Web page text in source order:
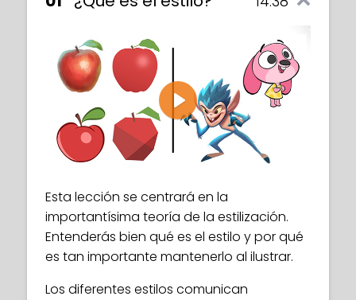
Play
Esta lección se centrará en la
importantísima teoría de la estilización.
Entenderás bien qué es el estilo y por qué
es tan importante mantenerlo al ilustrar.
Los diferentes estilos comunican